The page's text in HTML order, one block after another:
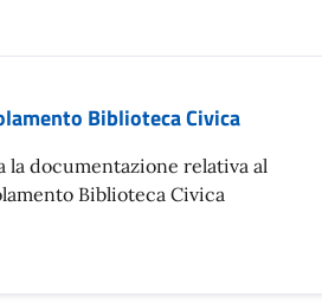
Biblioteca Civica
la documentazione relativa al
Biblioteca Civica